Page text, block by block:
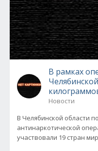
В рамках
Новости
В Челябинской области
антинаркотической
участвовали 19 стран